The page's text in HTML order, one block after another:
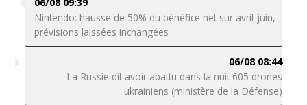
Nintendo: hausse de 50% du bénéfice net sur avril-juin,
prévisions laissées inchangées
06/08 08:44
La Russie dit avoir abattu dans la nuit 605 drones
ukrainiens (ministère de la Défense)